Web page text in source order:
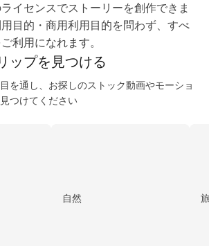
イセンスでストーリーを創作できま
目的・商用利用目的を問わず、すべ
利用になれます。
ップを見つける
を通し、お探しのストック動画やモーショ
つけてください
自然